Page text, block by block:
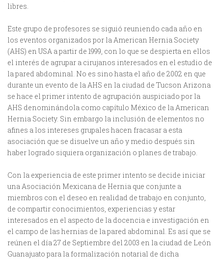
libres.
Este grupo de profesores se siguió reuniendo cada año en
los eventos organizados por la American Hernia Society
(AHS) en USA a partir de 1999, con lo que se despierta en ellos
el interés de agrupar a cirujanos interesados en el estudio de
la pared abdominal. No es sino hasta el año de 2002 en que
durante un evento de la AHS en la ciudad de Tucson Arizona
se hace el primer intento de agrupación auspiciado por la
AHS denominándola como capítulo México de la American
Hernia Society. Sin embargo la inclusión de elementos no
afines a los intereses grupales hacen fracasar a esta
asociación que se disuelve un año y medio después sin
haber logrado siquiera organización o planes de trabajo.
Con la experiencia de este primer intento se decide iniciar
una Asociación Mexicana de Hernia que conjunte a
miembros con el deseo en realidad de trabajo en conjunto,
de compartir conocimientos, experiencias y estar
interesados en el aspecto de la docencia e investigación en
el campo de las hernias de la pared abdominal. Es así que se
reúnen el día 27 de Septiembre del 2003 en la ciudad de León
Guanajuato para la formalización notarial de dicha